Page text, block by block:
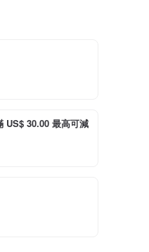
US$ 30.00 最高可減